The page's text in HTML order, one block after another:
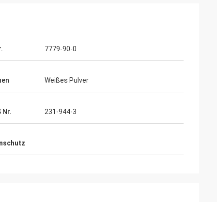
7779-90-0
Weißes Pulver
Nr. 231-944-3